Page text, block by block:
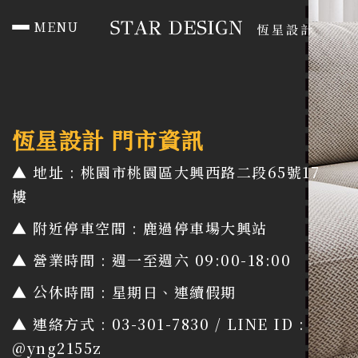
MENU
作品總覽 PORTFOLIO
住宅 RESIDENTIAL
商空 Commercial
媒體報導 PRESS
恆星設計 門市資訊
▲ 地址 : 桃園市桃園區大興西路二段65號17
樓
▲ 附近停車空間 : 鹿過停車場大興站
▲ 營業時間 : 週一至週六 09:00-18:00
▲ 公休時間 : 星期日、連續假期
▲ 連絡方式 : 03-301-7830 / LINE ID :
@yng2155z